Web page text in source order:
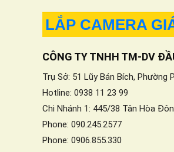
LẮP CAMERA
CÔNG TY TNHH TM-DV
Trụ Sở: 51 Lũy Bán Bích, Phường
Hotline: 0938 11 23 99
Chi Nhánh 1: 445/38 Tân Hòa
Phone: 090.245.2577
Phone: 0906.855.330